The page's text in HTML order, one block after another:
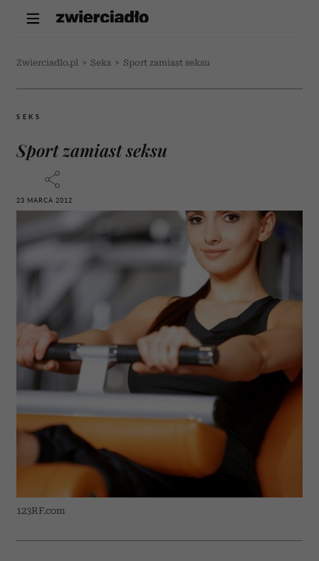
Zwierciadlo.pl > Seks > Sport zamiast seksu
SEKS
Sport zamiast seksu
23 MARCA 2012
123RF.com